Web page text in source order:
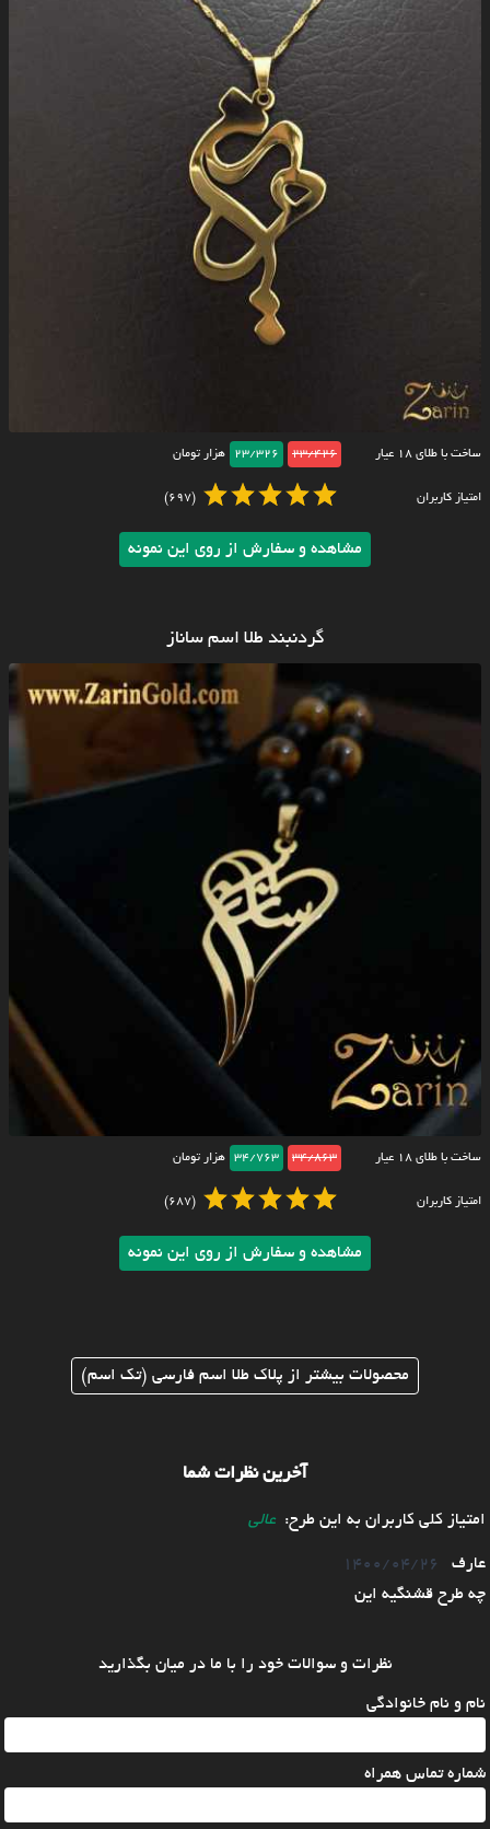
ساخت با طلای ۱۸ عیار 23/426
23/326 هزار تومان
امتیاز کاربران (697)
مشاهده و سفارش از روی این نمونه
گردنبند طلا اسم ساناز
ساخت با طلای ۱۸ عیار 34/863
34/763 هزار تومان
امتیاز کاربران (687)
مشاهده و سفارش از روی این نمونه
محصولات بیشتر از پلاک طلا اسم فارسی (تک اسم)
آخرین نظرات شما
امتیاز کلی کاربران به این طرح: عالی
عارف
1400/04/26
چه طرح قشنگیه این
نظرات و سوالات خود را با ما در میان بگذارید
نام و نام خانوادگی
شماره تماس همراه